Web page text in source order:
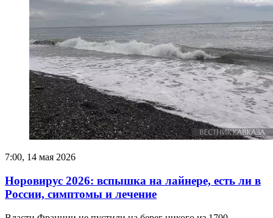
7:00, 14 мая 2026
Норовирус 2026: вспышка на лайнере, есть ли в
России, симптомы и лечение